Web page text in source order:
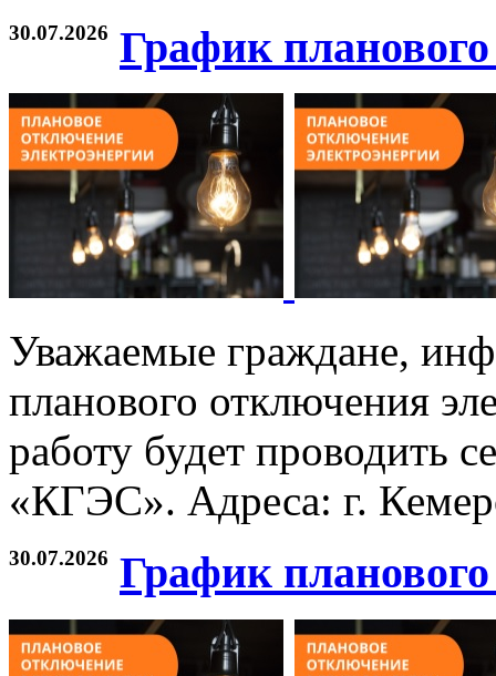
30.07.2026 График
Уважаемые граждане,
планового отключения
работу будет проводить
«КГЭС». Адреса: г.
30.07.2026 График